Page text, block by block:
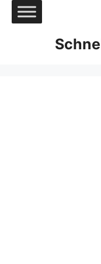
Zum
Inhalt